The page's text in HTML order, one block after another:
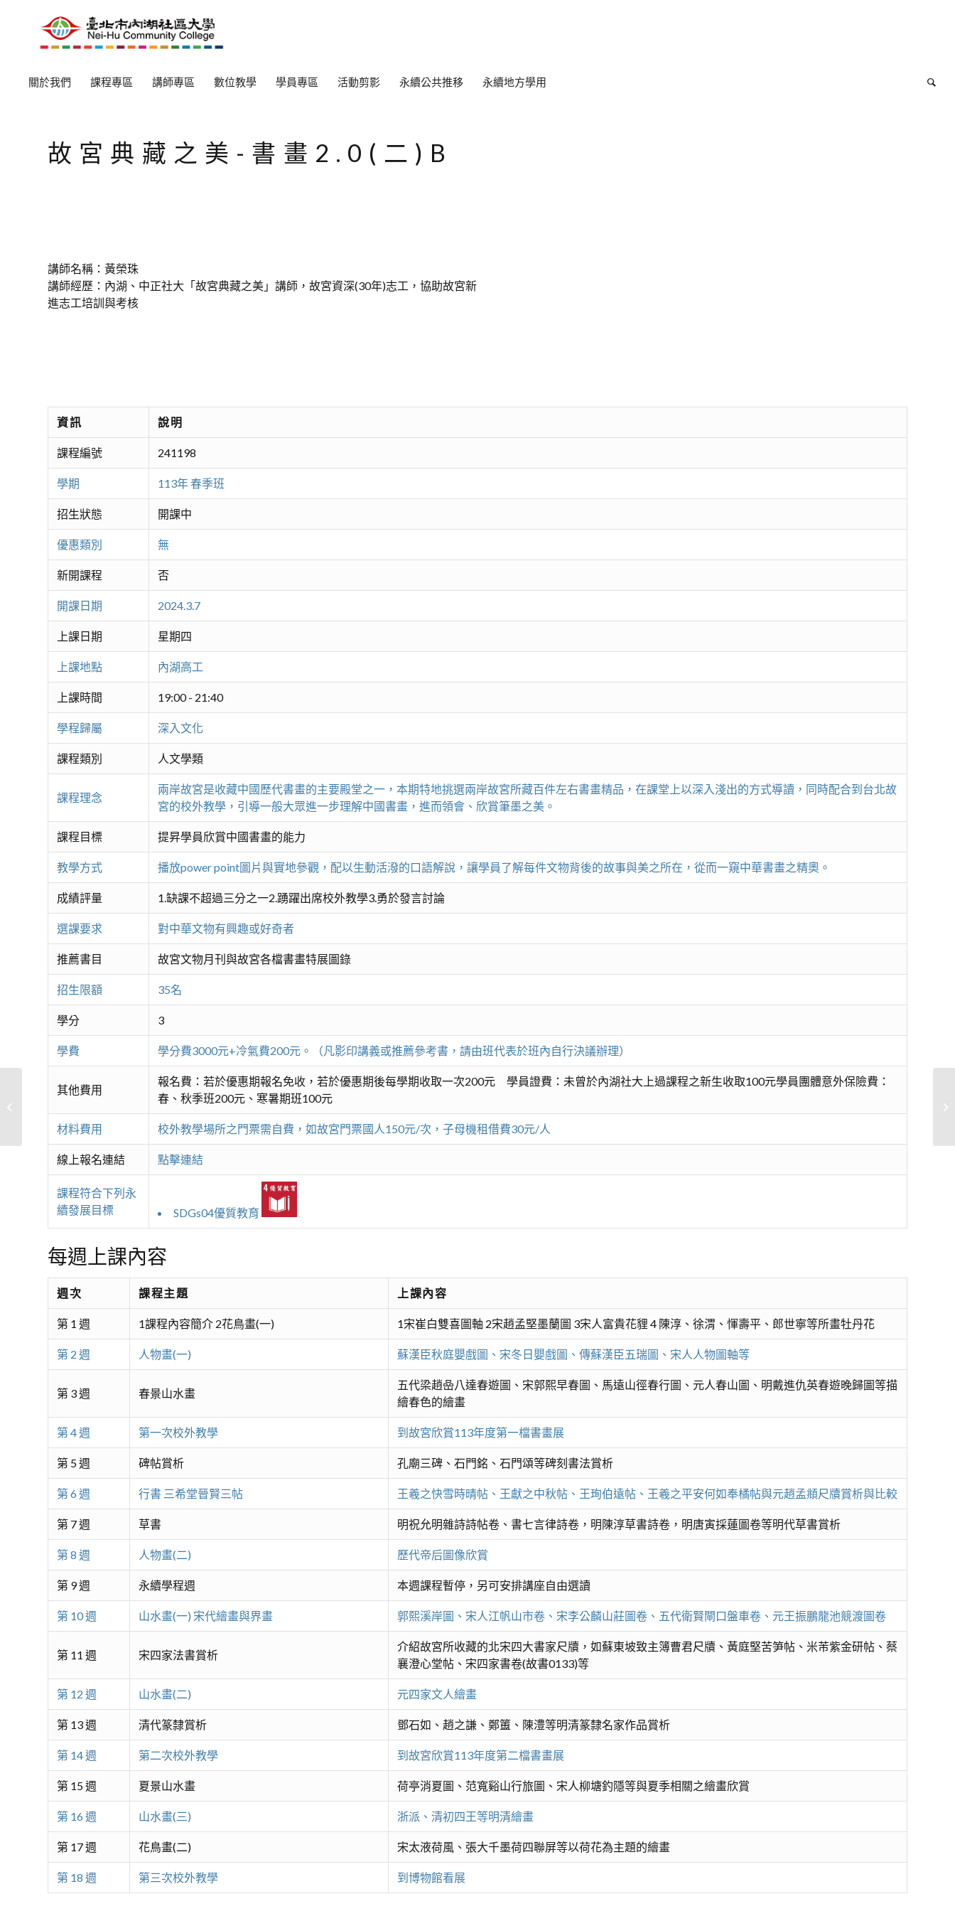
關於我們 課程專區 講師專區 數位教學 學員專區 活動剪影 永續公共推移 永續地方學用
故宮典藏之美-書畫2.0(二)B
講師名稱：黃榮珠
講師經歷：內湖、中正社大「故宮典藏之美」講師，故宮資深(30年)志工，協助故宮新
進志工培訓與考核
資訊 說明
課程編號 241198
學期 113年 春季班
招生狀態 開課中
優惠類別 無
新開課程 否
開課日期 2024.3.7
上課日期 星期四
上課地點 內湖高工
上課時間 19:00 - 21:40
學程歸屬 深入文化
課程類別 人文學類
課程理念
兩岸故宮是收藏中國歷代書畫的主要殿堂之一，本期特地挑選兩岸故宮所藏百件左右書畫精品，在課堂上以深入淺出的方式導讀，同時配合到台北故
宮的校外教學，引導一般大眾進一步理解中國書畫，進而領會、欣賞筆墨之美。
課程目標 提昇學員欣賞中國書畫的能力
教學方式 播放power point圖片與實地參觀，配以生動活潑的口語解說，讓學員了解每件文物背後的故事與美之所在，從而一窺中華書畫之精奧。
成績評量 1.缺課不超過三分之一2.踴躍出席校外教學3.勇於發言討論
選課要求 對中華文物有興趣或好奇者
推薦書目 故宮文物月刊與故宮各檔書畫特展圖錄
招生限額 35名
學分 3
學費 學分費3000元+冷氣費200元。（凡影印講義或推薦參考書，請由班代表於班內自行決議辦理）
其他費用
報名費：若於優惠期報名免收，若於優惠期後每學期收取一次200元 學員證費：未曾於內湖社大上過課程之新生收取100元學員團體意外保險費：
春、秋季班200元、寒暑期班100元
材料費用 校外教學場所之門票需自費，如故宮門票國人150元/次，子母機租借費30元/人
線上報名連結 點擊連結
課程符合下列永
續發展目標
SDGs04優質教育
每週上課內容
週次 課程主題 上課內容
第 1 週 1課程內容簡介 2花鳥畫(一) 1宋崔白雙喜圖軸 2宋趙孟堅墨蘭圖 3宋人富貴花貍 4 陳淳、徐渭、惲壽平、郎世寧等所畫牡丹花
第 2 週 人物畫(一) 蘇漢臣秋庭嬰戲圖、宋冬日嬰戲圖、傳蘇漢臣五瑞圖、宋人人物圖軸等
第 3 週 春景山水畫
五代梁趙喦八達春遊圖、宋郭熙早春圖、馬遠山徑春行圖、元人春山圖、明戴進仇英春遊晚歸圖等描
繪春色的繪畫
第 4 週 第一次校外教學 到故宮欣賞113年度第一檔書畫展
第 5 週 碑帖賞析 孔廟三碑、石門銘、石門頌等碑刻書法賞析
第 6 週 行書 三希堂晉賢三帖 王羲之快雪時晴帖、王獻之中秋帖、王珣伯遠帖、王羲之平安何如奉橘帖與元趙孟頫尺牘賞析與比較
第 7 週 草書 明祝允明雜詩詩帖卷、書七言律詩卷，明陳淳草書詩卷，明唐寅採蓮圖卷等明代草書賞析
第 8 週 人物畫(二) 歷代帝后圖像欣賞
第 9 週 永續學程週 本週課程暫停，另可安排講座自由選讀
第 10 週 山水畫(一) 宋代繪畫與界畫 郭熙溪岸圖、宋人江帆山市卷、宋李公麟山莊圖卷、五代衛賢閘口盤車卷、元王振鵬龍池競渡圖卷
第 11 週 宋四家法書賞析
介紹故宮所收藏的北宋四大書家尺牘，如蘇東坡致主簿曹君尺牘、黃庭堅苦笋帖、米芾紫金研帖、蔡
襄澄心堂帖、宋四家書卷(故書0133)等
第 12 週 山水畫(二) 元四家文人繪畫
第 13 週 清代篆隸賞析 鄧石如、趙之謙、鄭簠、陳澧等明清篆隸名家作品賞析
第 14 週 第二次校外教學 到故宮欣賞113年度第二檔書畫展
第 15 週 夏景山水畫 荷亭消夏圖、范寬谿山行旅圖、宋人柳塘釣隱等與夏季相關之繪畫欣賞
第 16 週 山水畫(三) 浙派、清初四王等明清繪畫
第 17 週 花鳥畫(二) 宋太液荷風、張大千墨荷四聯屏等以荷花為主題的繪畫
第 18 週 第三次校外教學 到博物館看展